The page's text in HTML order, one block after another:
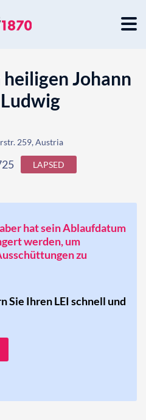
Johann
259, Austria
LAPSED
hat sein Ablaufdatum
werden, um
zu
Sie Ihren LEI schnell und